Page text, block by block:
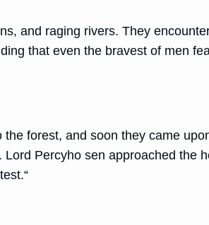
and raging rivers. They
that even the bravest of men
forest, and soon they came
Percyho sen approached the